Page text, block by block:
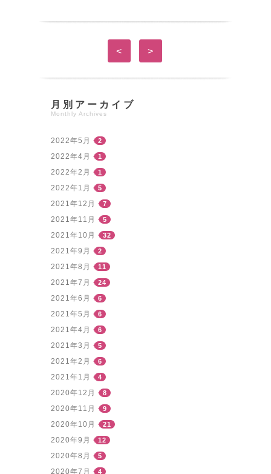
< >
月別アーカイブ
Monthly Archives
2022年5月 2
2022年4月 1
2022年2月 1
2022年1月 5
2021年12月 7
2021年11月 5
2021年10月 32
2021年9月 2
2021年8月 11
2021年7月 24
2021年6月 6
2021年5月 6
2021年4月 6
2021年3月 5
2021年2月 6
2021年1月 4
2020年12月 8
2020年11月 9
2020年10月 21
2020年9月 12
2020年8月 5
2020年7月 4